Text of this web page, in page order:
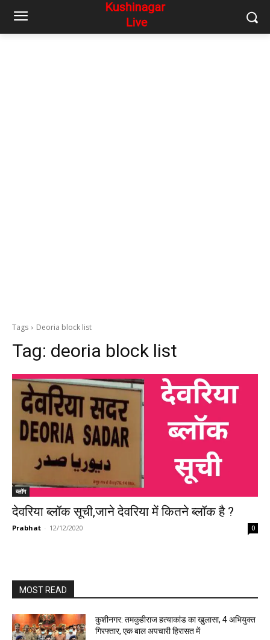
Tags Deoria block list
Tag: deoria block list
ब्लॉग
देवरिया ब्लॉक सूची,जाने देवरिया में कितने ब्लॉक है ?
Prabhat - 12/12/2020 0
MOST READ
कुशीनगर: तमकुहीराज हत्याकांड का खुलासा, 4 अभियुक्त
गिरफ्तार, एक बाल अपचारी हिरासत में